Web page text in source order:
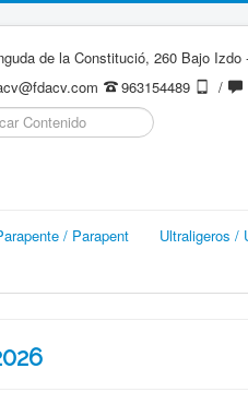
de la Constitució, 260 Bajo Izdo
963154489 /
/ Parapent
Ultraligeros /